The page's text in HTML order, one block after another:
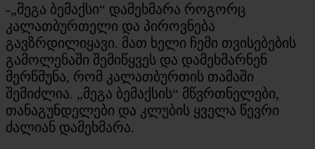
-„მეგა ბემაქსი“ დამეხმარა როგორც
კალათბურთელი და პიროვნება
გავზრდილიყავი. მათ ხელი ჩემი თვისებების
გამოლენაში შემიწყვეს და დამეხმარნენ
მერწმუნა, რომ კალათბურთის თამაში
შემიძლია. „მეგა ბემაქსის“ მწვრთნელები,
თანაგუნდელები და კლუბის ყველა წევრი
ძალიან დამეხმარა.